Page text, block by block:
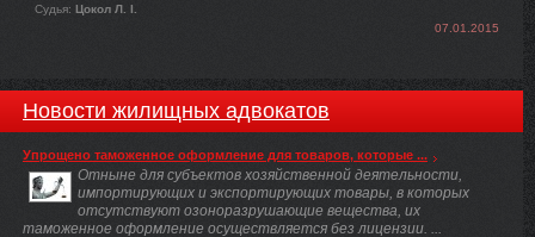
Судья: Цокол Л. І.
07.01.2015
Новости жилищных адвокатов
Упрощено таможенное оформление для товаров, которые ...
Отныне для субъектов хозяйственной деятельности,
импортирующих и экспортирующих товары, в которых
отсутствуют озоноразрушающие вещества, их
таможенное оформление осуществляется без лицензии. ...